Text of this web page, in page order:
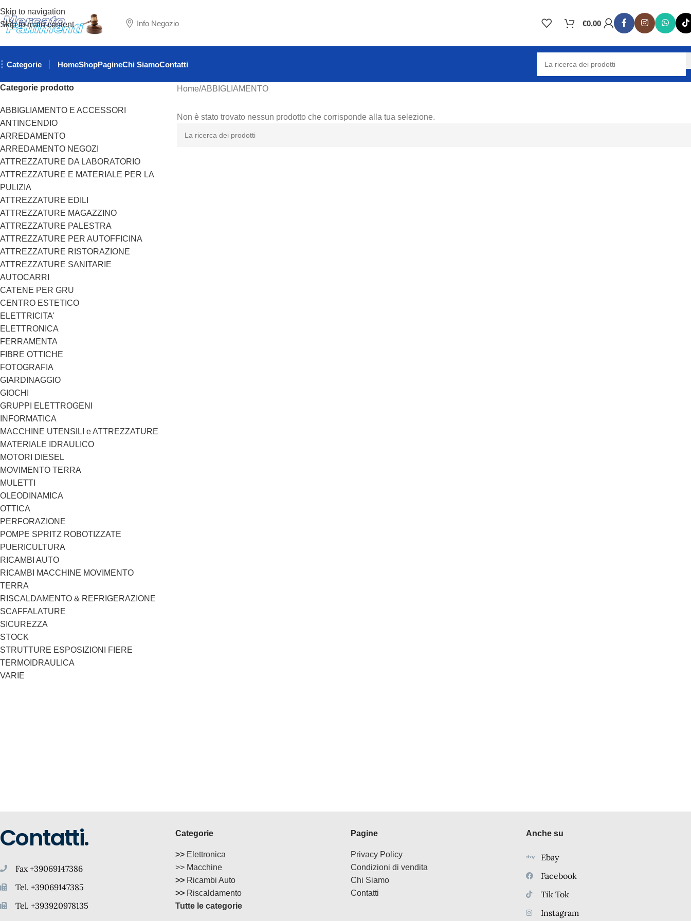
Skip to navigation
Skip to main content
Info Negozio €0,00
Categorie HomeShopPagineChi SiamoContatti
Categorie prodotto
ABBIGLIAMENTO E ACCESSORI
ANTINCENDIO
ARREDAMENTO
ARREDAMENTO NEGOZI
ATTREZZATURE DA LABORATORIO
ATTREZZATURE E MATERIALE PER LA
PULIZIA
ATTREZZATURE EDILI
ATTREZZATURE MAGAZZINO
ATTREZZATURE PALESTRA
ATTREZZATURE PER AUTOFFICINA
ATTREZZATURE RISTORAZIONE
ATTREZZATURE SANITARIE
AUTOCARRI
CATENE PER GRU
CENTRO ESTETICO
ELETTRICITA'
ELETTRONICA
FERRAMENTA
FIBRE OTTICHE
FOTOGRAFIA
GIARDINAGGIO
GIOCHI
GRUPPI ELETTROGENI
INFORMATICA
MACCHINE UTENSILI e ATTREZZATURE
MATERIALE IDRAULICO
MOTORI DIESEL
MOVIMENTO TERRA
MULETTI
OLEODINAMICA
OTTICA
PERFORAZIONE
POMPE SPRITZ ROBOTIZZATE
PUERICULTURA
RICAMBI AUTO
RICAMBI MACCHINE MOVIMENTO
TERRA
RISCALDAMENTO & REFRIGERAZIONE
SCAFFALATURE
SICUREZZA
STOCK
STRUTTURE ESPOSIZIONI FIERE
TERMOIDRAULICA
VARIE
Home ABBIGLIAMENTO
Non è stato trovato nessun prodotto che corrisponde alla tua selezione.
Contatti.
Fax +39069147386
Tel. +39069147385
Tel. +393920978135
Categorie
>>Elettronica
>> Macchine
>>Ricambi Auto
>>Riscaldamento
Tutte le categorie
Pagine
Privacy Policy
Condizioni di vendita
Chi Siamo
Contatti
Anche su
Ebay
Facebook
Tik Tok
Instagram